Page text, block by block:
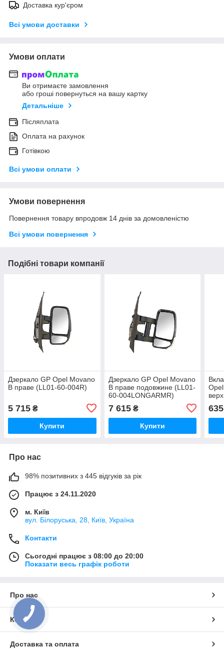
Доставка кур'єром
Всі умови доставки
Умови оплати
Ви отримаєте замовлення
або гроші повернуться на вашу картку
Детальніше
Післяплата
Оплата на рахунок
Готівкою
Всі умови оплати
Умови повернення
Повернення товару впродовж 14 днів за домовленістю
Всі умови повернення
Подібні товари компанії
Дзеркало GP Opel Movano
B праве (LL01-60-004R)
5 715 ₴
Купити
Дзеркало GP Opel Movano
B праве подовжине (LL01-
60-004LONGARMR)
7 615₴
Купити
635
Про нас
98% позитивних з 445 відгуків за рік
Працює з 24.11.2020
м. Київ
вул. Білоруська, 28, Київ, Україна
Контакти
Сьогодні працює з 08:00 до 20:00
Показати весь графік роботи
Про нас
Контакти
Доставка та оплата